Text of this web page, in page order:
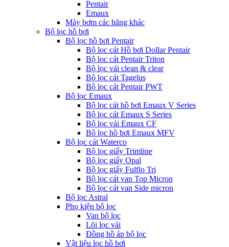
Pentair
Emaux
Máy bơm các hãng khác
Bộ lọc hồ bơi
Bộ lọc hồ bơi Pentair
Bộ lọc cát Hồ bơi Dollar Pentair
Bộ lọc cát Pentair Triton
Bộ lọc vải clean & clear
Bộ lọc cát Tagelus
Bộ lọc cát Pentair PWT
Bộ lọc Emaux
Bộ lọc cát hồ bơi Emaux V Series
Bộ lọc cát Emaux S Series
Bộ lọc vải Emaux CF
Bô lọc hồ bơi Emaux MFV
Bộ lọc cát Waterco
Bộ lọc giấy Trimline
Bộ lọc giấy Opal
Bộ lọc giấy Fulflo Tri
Bộ lọc cát van Top Micron
Bộ lọc cát van Side micron
Bộ lọc Astral
Phụ kiện bộ lọc
Van bộ lọc
Lõi lọc vải
Đồng hồ áp bộ lọc
Vật liệu lọc hồ bơi